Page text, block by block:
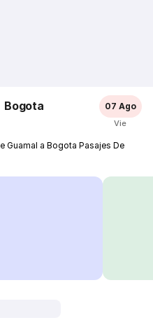
Bogota 07 Ago
Vie
Guamal a Bogota Pasajes De